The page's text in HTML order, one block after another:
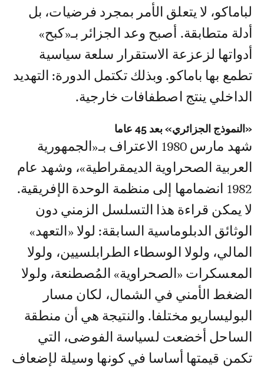
لباماكو، لا يتعلق الأمر بمجرد فرضيات، بل
أدلة متطابقة. أصبح وعد الجزائر بـ«كبح»
أدواتها لزعزعة الاستقرار سلعة سياسية
تطمع بها باماكو. وبذلك تكتمل الدورة: التهديد
الداخلي ينتج اصطفافات خارجية.
«النموذج الجزائري» بعد 45 عاما
شهد مارس 1980 الاعتراف بـ«الجمهورية
العربية الصحراوية الديمقراطية»، وشهد عام
1982 انضمامها إلى منظمة الوحدة الإفريقية.
لا يمكن قراءة هذا التسلسل الزمني دون
الوثائق الدبلوماسية السابقة: لولا «التعهد»
المالي، ولولا الوسطاء الطرابلسيين، ولولا
المعسكرات «الصحراوية» المُصطنعة، ولولا
الضغط الأمني في الشمال، لكان مسار
البوليساريو مختلفا. والنتيجة هي أن منطقة
الساحل أخضعت لسياسة الفوضى، التي
تكمن قيمتها أساسا في كونها وسيلة لإضعاف